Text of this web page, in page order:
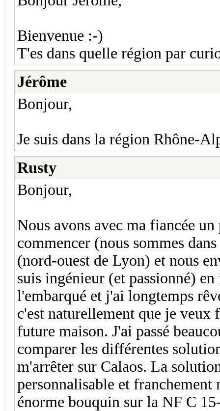
Bienvenue :-)
T'es dans quelle région par
Jérôme
Bonjour,
Je suis dans la région Rhône-
Rusty
Bonjour,
Nous avons avec ma fiancée
commencer (nous sommes
(nord-ouest de Lyon) et nous
suis ingénieur (et passionné)
l'embarqué et j'ai longtemps
c'est naturellement que je
future maison. J'ai passé
comparer les différentes
m'arrêter sur Calaos. La
personnalisable et
énorme bouquin sur la NF C